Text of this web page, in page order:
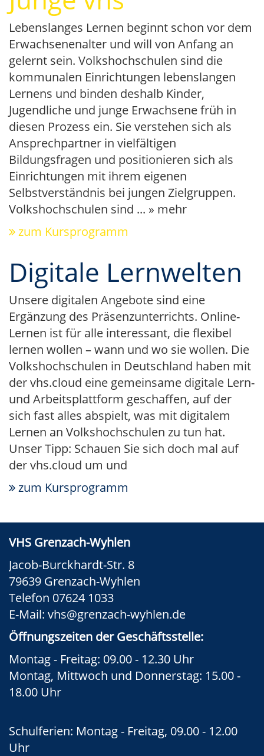
Lebenslanges Lernen beginnt schon vor dem
Erwachsenenalter und will von Anfang an
gelernt sein. Volkshochschulen sind die
kommunalen Einrichtungen lebenslangen
Lernens und binden deshalb Kinder,
Jugendliche und junge Erwachsene früh in
diesen Prozess ein. Sie verstehen sich als
Ansprechpartner in vielfältigen
Bildungsfragen und positionieren sich als
Einrichtungen mit ihrem eigenen
Selbstverständnis bei jungen Zielgruppen.
Volkshochschulen sind ... » mehr
zum Kursprogramm
Digitale Lernwelten
Unsere digitalen Angebote sind eine
Ergänzung des Präsenzunterrichts. Online-
Lernen ist für alle interessant, die flexibel
lernen wollen – wann und wo sie wollen. Die
Volkshochschulen in Deutschland haben mit
der vhs.cloud eine gemeinsame digitale Lern-
und Arbeitsplattform geschaffen, auf der
sich fast alles abspielt, was mit digitalem
Lernen an Volkshochschulen zu tun hat.
Unser Tipp: Schauen Sie sich doch mal auf
der vhs.cloud um und
zum Kursprogramm
VHS Grenzach-Wyhlen
Jacob-Burckhardt-Str. 8
79639 Grenzach-Wyhlen
Telefon 07624 1033
E-Mail: vhs@grenzach-wyhlen.de
Öffnungszeiten der Geschäftsstelle:
Montag - Freitag: 09.00 - 12.30 Uhr
Montag, Mittwoch und Donnerstag: 15.00 -
18.00 Uhr
Schulferien: Montag - Freitag, 09.00 - 12.00
Uhr